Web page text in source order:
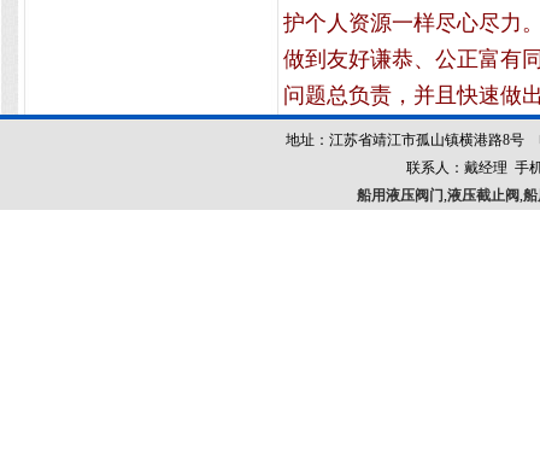
护个人资源一样尽心尽力
做到友好谦恭、公正富有
问题总负责，并且快速做
地址：江苏省靖江市孤山镇横港路8号
联系人：戴经理 手
船用液压阀门,液压截止阀,船